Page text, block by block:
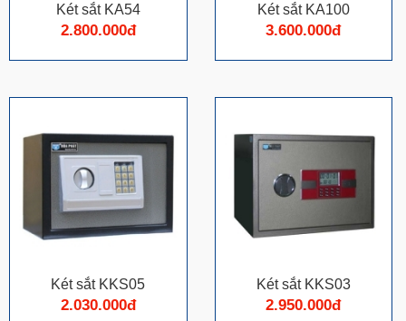
Két sắt KA54
2.800.000đ
Két sắt KA100
3.600.000đ
Két sắt KKS05
2.030.000đ
Két sắt KKS03
2.950.000đ